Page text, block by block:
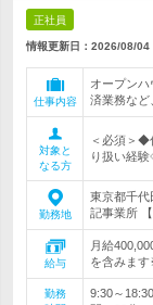
正社員
情報更新日：2026/08/04
仕事内容
オープン
済業務など
対象と
なる方
＜必須＞◆
り扱い経
勤務地
東京都千代
記事業所
給与
月給
を含みま
勤務
9:30～